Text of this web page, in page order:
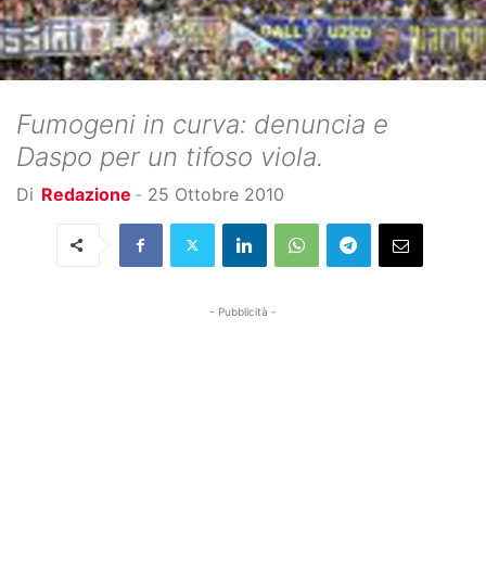
Fumogeni in curva: denuncia e
Daspo per un tifoso viola.
Di Redazione - 25 Ottobre 2010
- Pubblicità -